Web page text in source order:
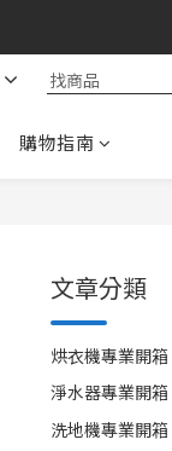
購物指南
文章分類
烘衣機專業開箱
淨水器專業開箱
洗地機專業開箱